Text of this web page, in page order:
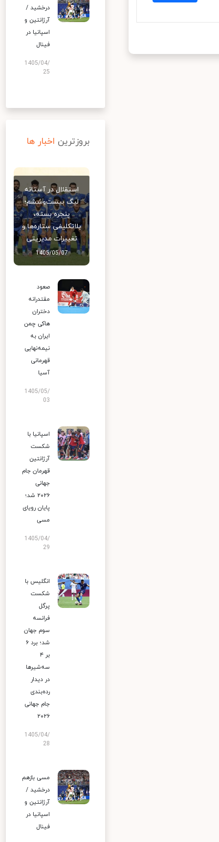
درخشید /
آرژانتین و
اسپانیا در
فینال
1405/04/
25
بروزترین اخبار ها
استقلال در آستانه
لیگ بیست‌وششم؛
پنجره بسته،
بلاتکلیفی ستاره‌ها و
تغییرات مدیریتی
1405/05/07
صعود
مقتدرانه
دختران
هاکی چمن
ایران به
نیمه‌نهایی
قهرمانی
آسیا
1405/05/
03
اسپانیا با
شکست
آرژانتین
قهرمان جام
جهانی
۲۰۲۶ شد؛
پایان رویای
مسی
1405/04/
29
انگلیس با
شکست
پرگل
فرانسه
سوم جهان
شد؛ برد ۶
بر ۴
سه‌شیرها
در دیدار
رده‌بندی
جام جهانی
۲۰۲۶
1405/04/
28
مسی بازهم
درخشید /
آرژانتین و
اسپانیا در
فینال